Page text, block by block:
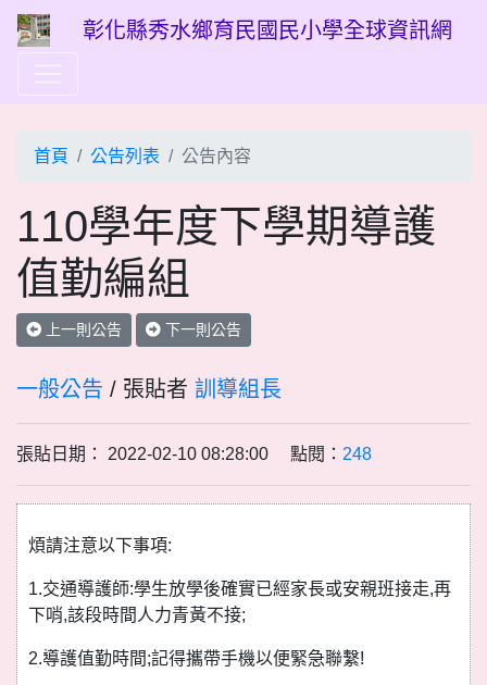
彰化縣秀水鄉育民國民小學全球資訊網
首頁 公告列表 公告內容
110學年度下學期導護
值勤編組
上一則公告 下一則公告
一般公告 / 張貼者 訓導組長
張貼日期： 2022-02-10 08:28:00 點閱： 248
煩請注意以下事項:
1.交通導護師:學生放學後確實已經家長或安親班接走,再
下哨,該段時間人力青黃不接;
2.導護值勤時間;記得攜帶手機以便緊急聯繫!